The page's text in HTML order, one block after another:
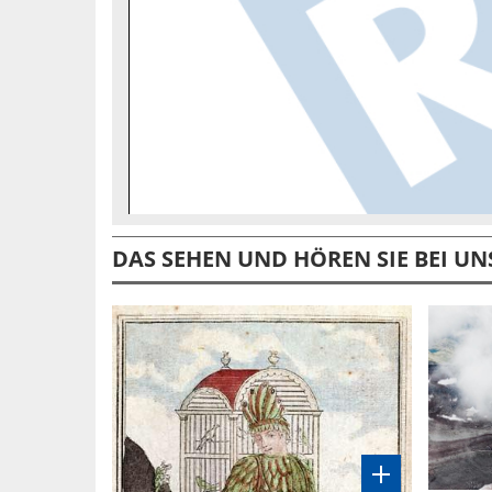
DAS SEHEN UND HÖREN SIE BEI